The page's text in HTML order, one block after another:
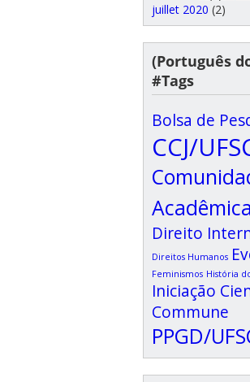
juillet 2020 (2)
(Português
#Tags
Bolsa de
CCJ/
Acadêmica
Direito
Direitos Humanos
Feminismos História
Iniciação
Commune
PPGD/